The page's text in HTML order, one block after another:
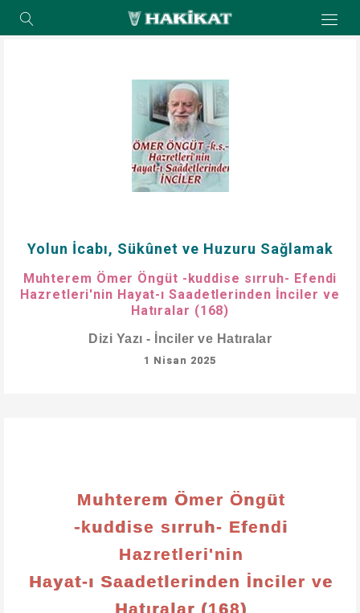
Yolun İcabı, Sükûnet ve Huzuru Sağlamak
Muhterem Ömer Öngüt -kuddise sırruh- Efendi
Hazretleri'nin Hayat-ı Saadetlerinden İnciler ve
Hatıralar (168)
Dizi Yazı - İnciler ve Hatıralar
1 Nisan 2025
Muhterem Ömer Öngüt
-kuddise sırruh- Efendi
Hazretleri'nin
Hayat-ı Saadetlerinden İnciler ve
Hatıralar (168)